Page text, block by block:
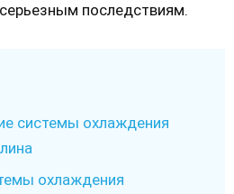
последствиям.
системы охлаждения
охлаждения